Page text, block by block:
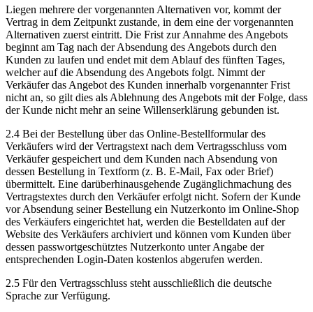
Liegen mehrere der vorgenannten Alternativen vor, kommt der
Vertrag in dem Zeitpunkt zustande, in dem eine der vorgenannten
Alternativen zuerst eintritt. Die Frist zur Annahme des Angebots
beginnt am Tag nach der Absendung des Angebots durch den
Kunden zu laufen und endet mit dem Ablauf des fünften Tages,
welcher auf die Absendung des Angebots folgt. Nimmt der
Verkäufer das Angebot des Kunden innerhalb vorgenannter Frist
nicht an, so gilt dies als Ablehnung des Angebots mit der Folge, dass
der Kunde nicht mehr an seine Willenserklärung gebunden ist.
2.4 Bei der Bestellung über das Online-Bestellformular des
Verkäufers wird der Vertragstext nach dem Vertragsschluss vom
Verkäufer gespeichert und dem Kunden nach Absendung von
dessen Bestellung in Textform (z. B. E-Mail, Fax oder Brief)
übermittelt. Eine darüberhinausgehende Zugänglichmachung des
Vertragstextes durch den Verkäufer erfolgt nicht. Sofern der Kunde
vor Absendung seiner Bestellung ein Nutzerkonto im Online-Shop
des Verkäufers eingerichtet hat, werden die Bestelldaten auf der
Website des Verkäufers archiviert und können vom Kunden über
dessen passwortgeschütztes Nutzerkonto unter Angabe der
entsprechenden Login-Daten kostenlos abgerufen werden.
2.5 Für den Vertragsschluss steht ausschließlich die deutsche
Sprache zur Verfügung.